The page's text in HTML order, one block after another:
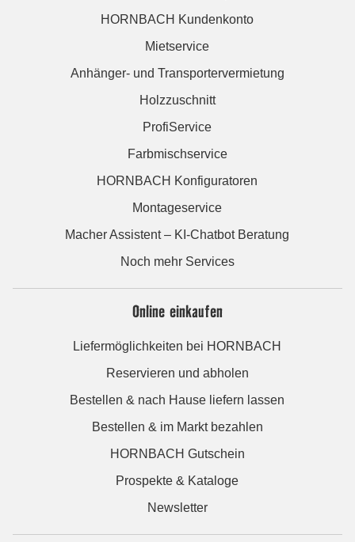
HORNBACH Kundenkonto
Mietservice
Anhänger- und Transportervermietung
Holzzuschnitt
ProfiService
Farbmischservice
HORNBACH Konfiguratoren
Montageservice
Macher Assistent – KI-Chatbot Beratung
Noch mehr Services
Online einkaufen
Liefermöglichkeiten bei HORNBACH
Reservieren und abholen
Bestellen & nach Hause liefern lassen
Bestellen & im Markt bezahlen
HORNBACH Gutschein
Prospekte & Kataloge
Newsletter